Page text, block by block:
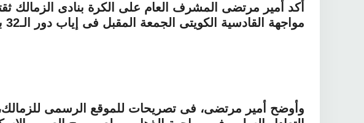
أكد أمير مرتضى المشرف العام على الكرة بنادى الزمالك
مواجهة القادسية الكويتى الجمعة المقبل فى إياب دور الـ32 بالبطولة العربية.
وأوضح أمير مرتضى، فى تصريحات للموقع الرسمى للزمالك،